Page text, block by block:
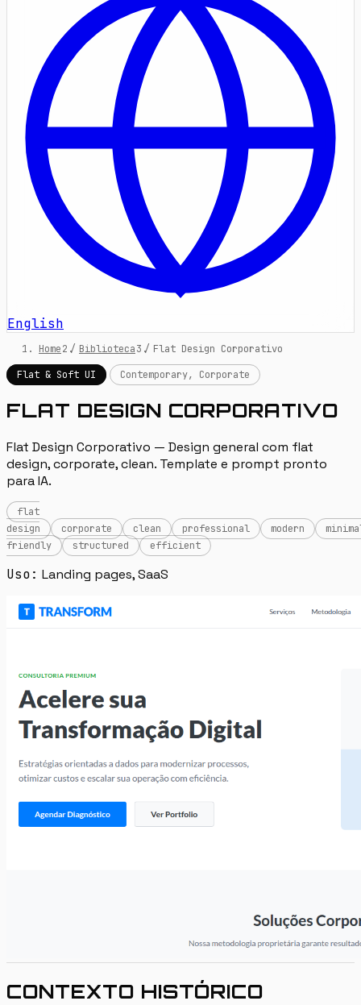
English
Home / Biblioteca / Flat Design Corporativo
Flat & Soft UI
Contemporary, Corporate
FLAT DESIGN CORPORATIVO
Flat Design Corporativo — Design general com flat
design, corporate, clean. Template e prompt pronto
para IA.
flat
design
corporate clean professional modern
friendly
structured efficient
Uso: Landing pages, SaaS
CONTEXTO HISTÓRICO